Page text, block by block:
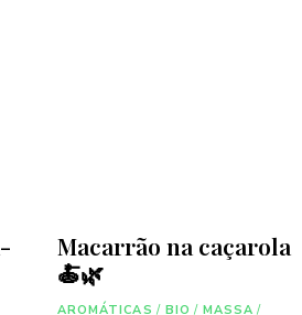
Macarrão na caçarola
🍝🌿
AROMÁTICAS / BIO / MASSA /